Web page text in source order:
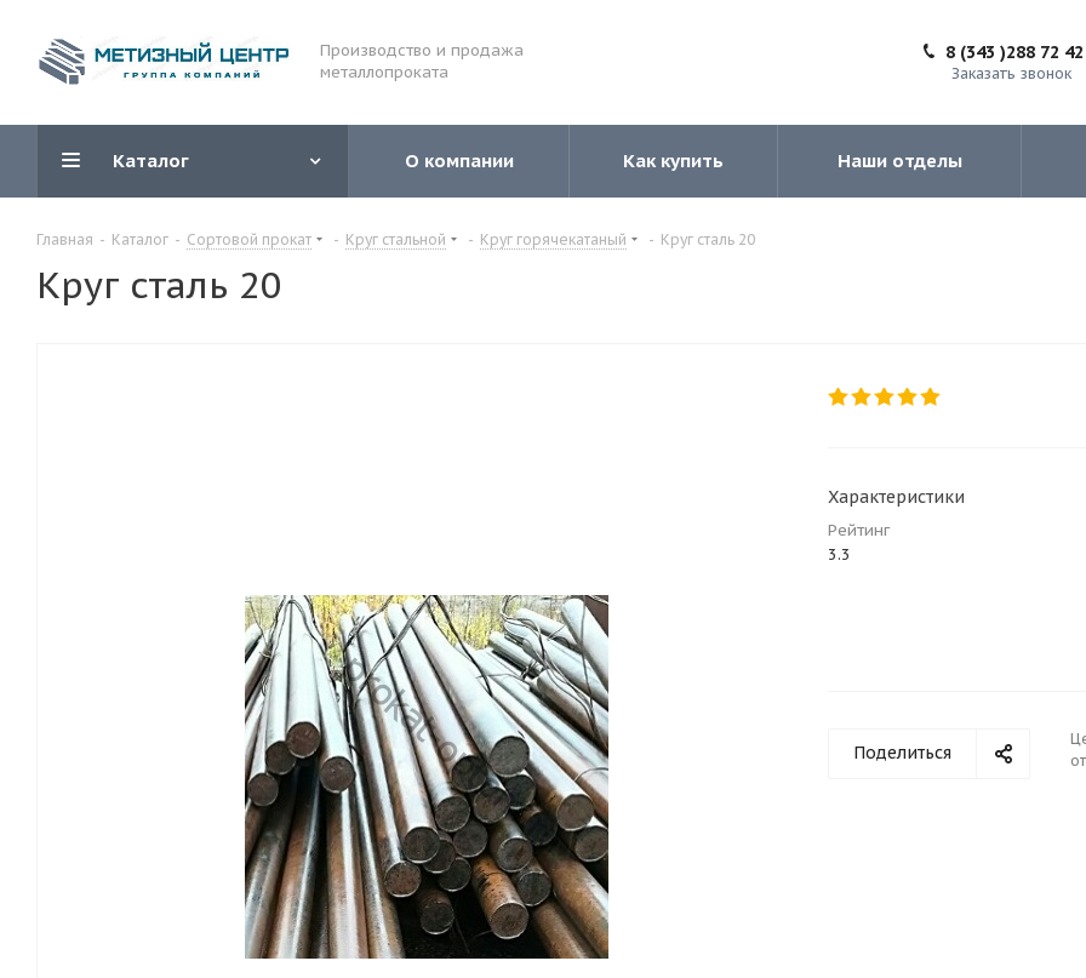
Производство и продажа
металлопроката
8 (343 )288 72 42
Заказать звонок
Каталог О компании Как купить Наши отделы
Главная - Каталог - Сортовой прокат - Круг стальной - Круг горячекатаный - Круг сталь 20
Круг сталь 20
Характеристики
Рейтинг
3.3
Поделиться